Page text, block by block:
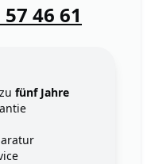
46 61
fünf Jahre